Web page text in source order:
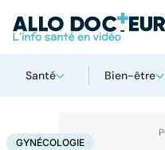
Santé Bien-être
AccueilSantéBobos du quotidien
GYNÉCOLOGIE